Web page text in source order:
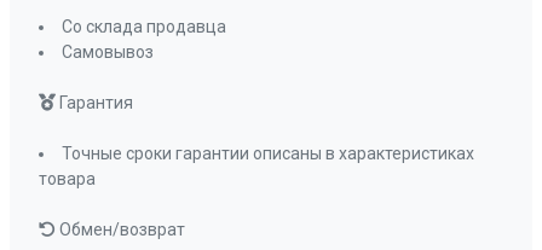
Со склада продавца
Самовывоз
Гарантия
Точные сроки гарантии описаны в характеристиках
товара
Обмен/возврат